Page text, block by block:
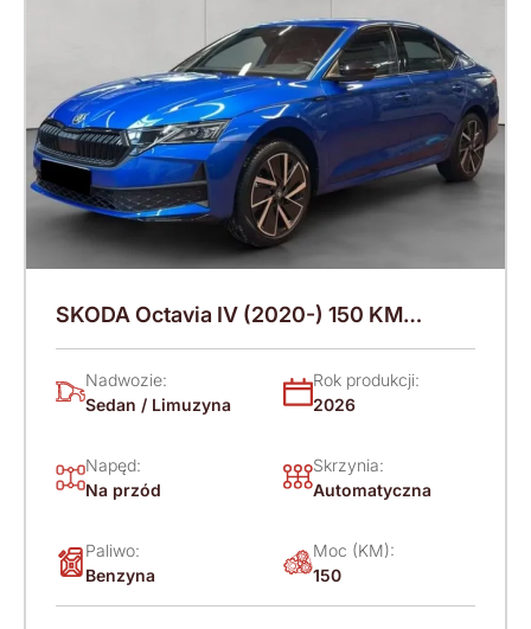
SKODA Octavia IV (2020-) 150 KM
(2026)
Nadwozie:
Sedan / Limuzyna
Rok produkcji:
2026
Napęd:
Na przód
Skrzynia:
Automatyczna
Paliwo:
Benzyna
Moc (KM):
150